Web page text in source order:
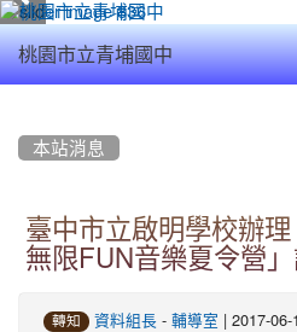
桃園市立青埔國中
本站消息
臺中市立啟明學校辦
無限FUN音樂夏令營」
轉知 資料組長 - 輔導室 | 2017-